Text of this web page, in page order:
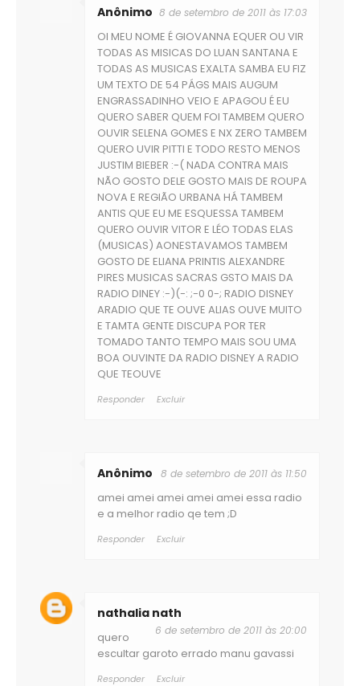
nathalia nath
6 de setembro de 2011 às 20:00
quero
escultar garoto errado manu gavassi
Responder Excluir
Anônimo 8 de setembro de 2011 às 11:50
amei amei amei amei amei essa radio
e a melhor radio qe tem ;D
Responder Excluir
Anônimo 8 de setembro de 2011 às 17:03
OI MEU NOME É GIOVANNA EQUER OU VIR
TODAS AS MISICAS DO LUAN SANTANA E
TODAS AS MUSICAS EXALTA SAMBA EU FIZ
UM TEXTO DE 54 PÁGS MAIS AUGUM
ENGRASSADINHO VEIO E APAGOU É EU
QUERO SABER QUEM FOI TAMBEM QUERO
OUVIR SELENA GOMES E NX ZERO TAMBEM
QUERO UVIR PITTI E TODO RESTO MENOS
JUSTIM BIEBER :-( NADA CONTRA MAIS
NÃO GOSTO DELE GOSTO MAIS DE ROUPA
NOVA E REGIÃO URBANA HÁ TAMBEM
ANTIS QUE EU ME ESQUESSA TAMBEM
QUERO OUVIR VITOR E LÉO TODAS ELAS
(MUSICAS) AONESTAVAMOS TAMBEM
GOSTO DE ELIANA PRINTIS ALEXANDRE
PIRES MUSICAS SACRAS GSTO MAIS DA
RADIO DINEY :-)(-: ;-0 0-; RADIO DISNEY
ARADIO QUE TE OUVE ALIAS OUVE MUITO
E TAMTA GENTE DISCUPA POR TER
TOMADO TANTO TEMPO MAIS SOU UMA
BOA OUVINTE DA RADIO DISNEY A RADIO
QUE TEOUVE
Responder Excluir